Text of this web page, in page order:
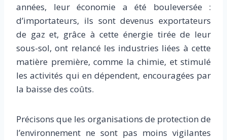
années, leur économie a été bouleversée :
d’importateurs, ils sont devenus exportateurs
de gaz et, grâce à cette énergie tirée de leur
sous-sol, ont relancé les industries liées à cette
matière première, comme la chimie, et stimulé
les activités qui en dépendent, encouragées par
la baisse des coûts.
Précisons que les organisations de protection de
l’environnement ne sont pas moins vigilantes